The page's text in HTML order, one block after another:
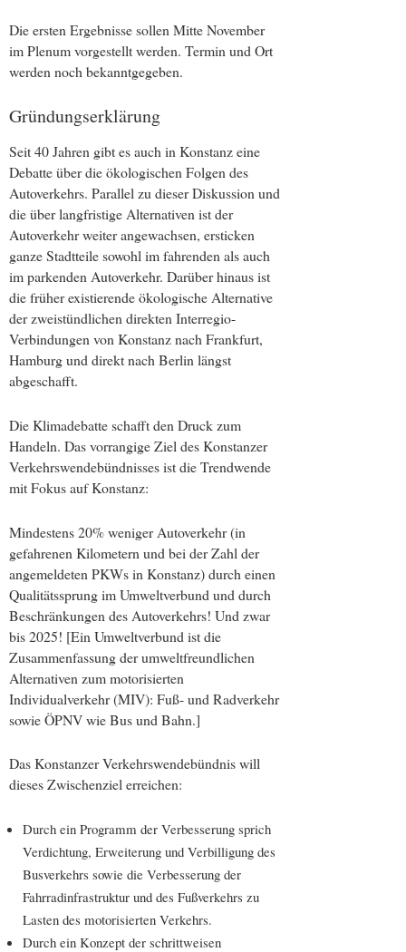
Die ersten Ergebnisse sollen Mitte November
im Plenum vorgestellt werden. Termin und Ort
werden noch bekanntgegeben.
Gründungserklärung
Seit 40 Jahren gibt es auch in Konstanz eine
Debatte über die ökologischen Folgen des
Autoverkehrs. Parallel zu dieser Diskussion und
die über langfristige Alternativen ist der
Autoverkehr weiter angewachsen, ersticken
ganze Stadtteile sowohl im fahrenden als auch
im parkenden Autoverkehr. Darüber hinaus ist
die früher existierende ökologische Alternative
der zweistündlichen direkten Interregio-
Verbindungen von Konstanz nach Frankfurt,
Hamburg und direkt nach Berlin längst
abgeschafft.
Die Klimadebatte schafft den Druck zum
Handeln. Das vorrangige Ziel des Konstanzer
Verkehrswendebündnisses ist die Trendwende
mit Fokus auf Konstanz:
Mindestens 20% weniger Autoverkehr (in
gefahrenen Kilometern und bei der Zahl der
angemeldeten PKWs in Konstanz) durch einen
Qualitätssprung im Umweltverbund und durch
Beschränkungen des Autoverkehrs! Und zwar
bis 2025! [Ein Umweltverbund ist die
Zusammenfassung der umweltfreundlichen
Alternativen zum motorisierten
Individualverkehr (MIV): Fuß- und Radverkehr
sowie ÖPNV wie Bus und Bahn.]
Das Konstanzer Verkehrswendebündnis will
dieses Zwischenziel erreichen:
Durch ein Programm der Verbesserung sprich
Verdichtung, Erweiterung und Verbilligung des
Busverkehrs sowie die Verbesserung der
Fahrradinfrastruktur und des Fußverkehrs zu
Lasten des motorisierten Verkehrs.
Durch ein Konzept der schrittweisen